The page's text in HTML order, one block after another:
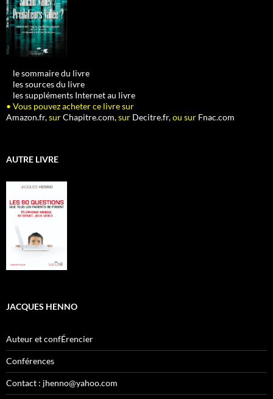
le sommaire du livre
les sources du livre
les suppléments Internet au livre
• Vous pouvez acheter ce livre sur
Amazon.fr,surChapitre.com,sur Decitre.fr,ou sur Fnac.com
AUTRE LIVRE
JACQUES HENNO
Auteur et confÉrencier
Conférences
Contact : jhenno@yahoo.com